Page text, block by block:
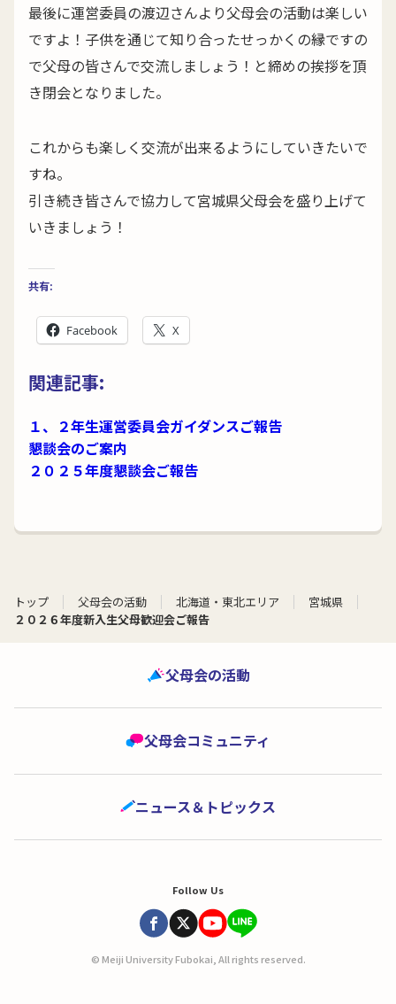
最後に運営委員の渡辺さんより父母会の活動は楽しい
ですよ！子供を通じて知り合ったせっかくの縁ですの
で父母の皆さんで交流しましょう！と締めの挨拶を頂
き閉会となりました。
これからも楽しく交流が出来るようにしていきたいで
すね。
引き続き皆さんで協力して宮城県父母会を盛り上げて
いきましょう！
共有:
Facebook X
関連記事:
１、２年生運営委員会ガイダンスご報告
懇談会のご案内
２０２５年度懇談会ご報告
トップ 父母会の活動 北海道・東北エリア
宮城県
２０２６年度新入生父母歓迎会ご報告
父母会の活動
父母会コミュニティ
ニュース＆トピックス
Follow Us
© Meiji University Fubokai, All rights reserved.